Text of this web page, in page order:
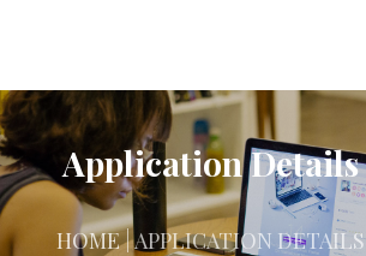
Application Details
HOME| APPLICATION DETAILS